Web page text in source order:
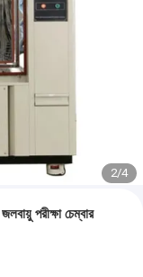
2/4
পরীক্ষা চেম্বার